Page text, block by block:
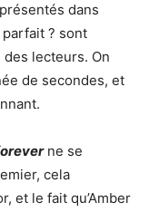
dans
? sont
lecteurs. On
de secondes, et
ne se
cela
et le fait qu’Amber